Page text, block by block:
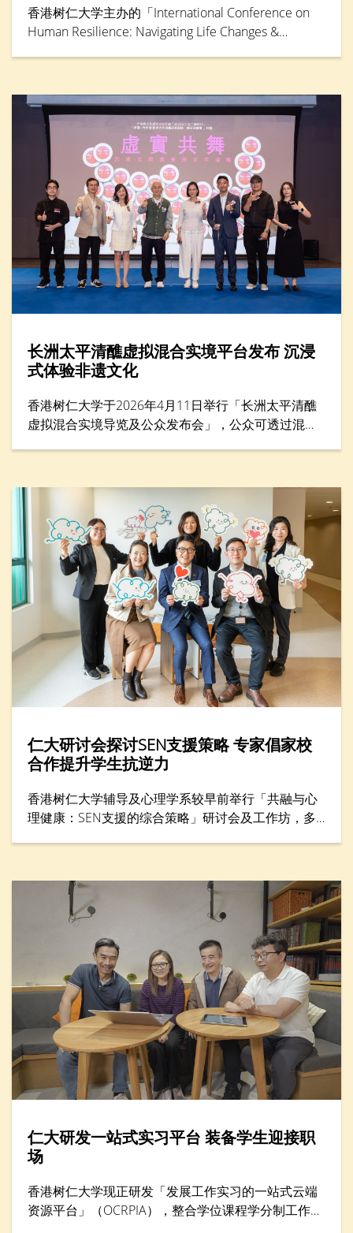
香港树仁大学主办的「International Conference on
Human Resilience: Navigating Life Changes &
大型跨学科研究成果，分析本港「Alpha」世代（生于
2010年后）到婴儿潮世代（生于1946年至1964年）
的抗逆力与心理健康情况。
长洲太平清醮虚拟混合实境平台发布 沉浸
式体验非遗文化
香港树仁大学于2026年4月11日举行「长洲太平清醮
虚拟混合实境导览及公众发布会」，公众可透过混合
仁大研讨会探讨SEN支援策略 专家倡家校
合作提升学生抗逆力
香港树仁大学辅导及心理学系较早前举行「共融与心
理健康：SEN支援的综合策略」研讨会及工作坊，多
仁大研发一站式实习平台 装备学生迎接职
场
香港树仁大学现正研发「发展工作实习的一站式云端
资源平台」（OCRPIA），整合学位课程学分制工作实